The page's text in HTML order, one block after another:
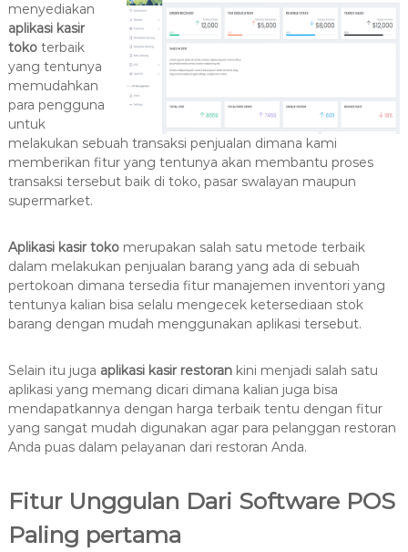
menyediakan
aplikasi kasir
tokoterbaik
yang tentunya
memudahkan
para pengguna
untuk
melakukan sebuah transaksi penjualan dimana kami
memberikan fitur yang tentunya akan membantu proses
transaksi tersebut baik di toko, pasar swalayan maupun
supermarket.
Aplikasi kasir tokomerupakan salah satu metode terbaik
dalam melakukan penjualan barang yang ada di sebuah
pertokoan dimana tersedia fitur manajemen inventori yang
tentunya kalian bisa selalu mengecek ketersediaan stok
barang dengan mudah menggunakan aplikasi tersebut.
Selain itu juga aplikasi kasir restorankini menjadi salah satu
aplikasi yang memang dicari dimana kalian juga bisa
mendapatkannya dengan harga terbaik tentu dengan fitur
yang sangat mudah digunakan agar para pelanggan restoran
Anda puas dalam pelayanan dari restoran Anda.
Fitur Unggulan Dari Software POS
Paling pertama